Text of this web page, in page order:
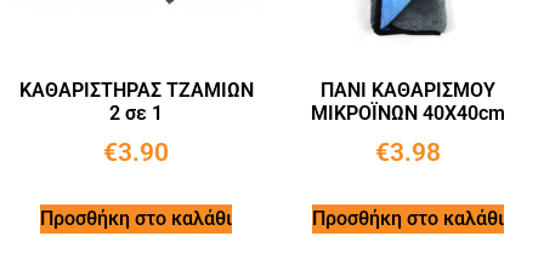
ΚΑΘΑΡΙΣΤΗΡΑΣ ΤΖΑΜΙΩΝ
2 σε 1
€3.90
Προσθήκη στο καλάθι
ΠΑΝΙ ΚΑΘΑΡΙΣΜΟΥ
ΜΙΚΡΟΪΝΩΝ 40X40cm
€3.98
Προσθήκη στο καλάθι